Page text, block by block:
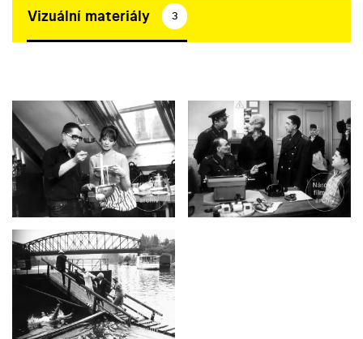
Vizuální materiály 3